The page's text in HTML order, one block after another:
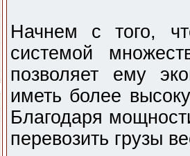
Начнем с того,
системой
позволяет ему
иметь более
Благодаря
перевозить грузы